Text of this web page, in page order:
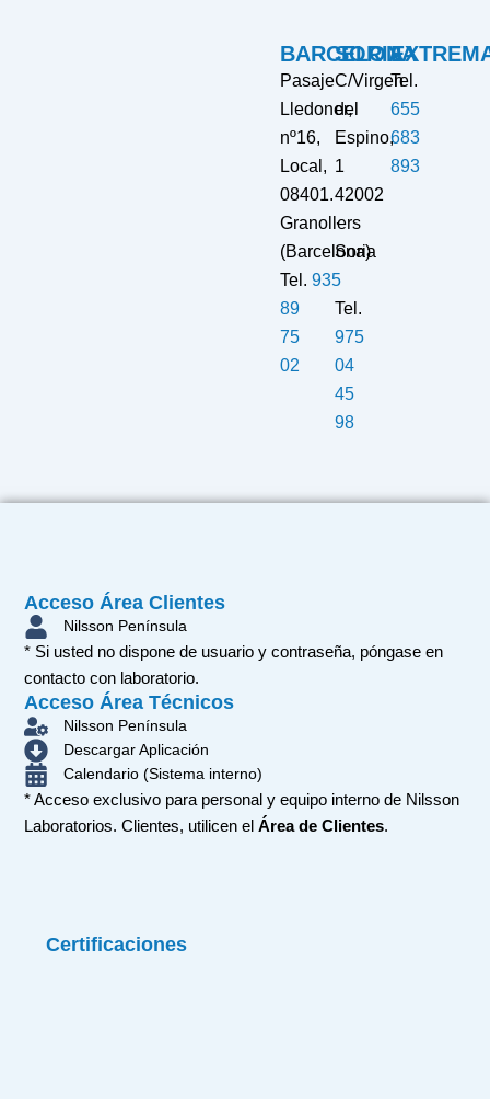
BARCELONA
Pasaje
Lledoner,
nº16,
Local,
08401.
Granollers
(Barcelona)
Tel. 935
89
75
02
SORIA
C/Virgen
del
Espino,
1
42002
·
Soria
Tel.
975
04
45
98
Tel.
655
683
893
Acceso Área Clientes
Nilsson Península
* Si usted no dispone de usuario y contraseña, póngase en
contacto con laboratorio.
Acceso Área Técnicos
Nilsson Península
Descargar Aplicación
Calendario (Sistema interno)
* Acceso exclusivo para personal y equipo interno de Nilsson
Laboratorios. Clientes, utilicen elÁrea de Clientes.
Certificaciones